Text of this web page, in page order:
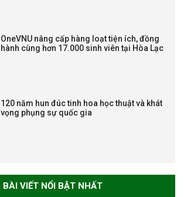
Thông báo về việc họp Tiểu
ban chuyên môn đánh giá hồ
bền vững đợt 1 năm 2026
OneVNU nâng cấp hàng loạt tiện ích, đồng
hành cùng hơn 17.000 sinh viên tại Hòa Lạc
120 năm hun đúc tinh hoa học thuật và khát
vọng phụng sự quốc gia
BÀI VIẾT NỔI BẬT NHẤT